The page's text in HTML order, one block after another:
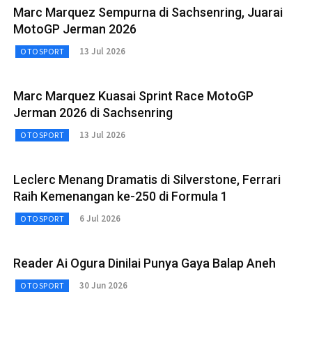
Marc Marquez Sempurna di Sachsenring, Juarai
MotoGP Jerman 2026
OTOSPORT 13 Jul 2026
Marc Marquez Kuasai Sprint Race MotoGP
Jerman 2026 di Sachsenring
OTOSPORT 13 Jul 2026
Leclerc Menang Dramatis di Silverstone, Ferrari
Raih Kemenangan ke-250 di Formula 1
OTOSPORT 6 Jul 2026
Reader Ai Ogura Dinilai Punya Gaya Balap Aneh
OTOSPORT 30 Jun 2026